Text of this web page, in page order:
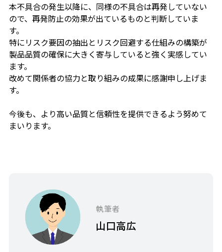
本不具合の発生以降に、同様の不具合は再発していない
ので、 再発防止の効果が出ているものと判断していま
す。
特にリスク要因の抽出とリスク回避する仕組みの構築が
製品品質の確保に大きく寄与していると強く実感してい
ます。
改めて関係者の協力と取り組みの成果に感謝申し上げま
す。
今後も、より高い品質と信頼性を提供できるよう努めて
まいります。
執筆者
山口高広